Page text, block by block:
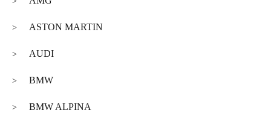
> ASTON MARTIN
> AUDI
> BMW
> BMW ALPINA